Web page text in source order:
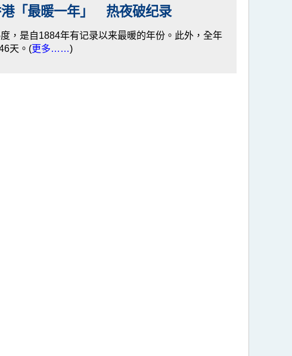
港「最暖一年」 热夜破纪录
，是自1884年有记录以来最暖的年份。此外，全年
天。(更多……)